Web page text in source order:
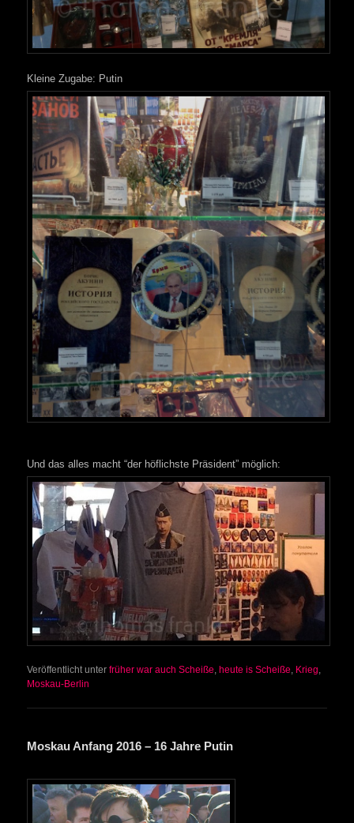
Kleine Zugabe: Putin
Und das alles macht “der höflichste Präsident” möglich:
Veröffentlicht unter früher war auch Scheiße, heute is Scheiße, Krieg,
Moskau-Berlin
Moskau Anfang 2016 – 16 Jahre Putin